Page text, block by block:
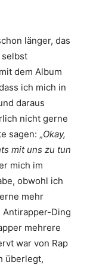
länger, das
dem Album
ich mich in
daraus
nicht gerne
sagen: „Okay,
mit uns zu tun
mich im
obwohl ich
mehr
Ding
mehrere
war von Rap
überlegt,